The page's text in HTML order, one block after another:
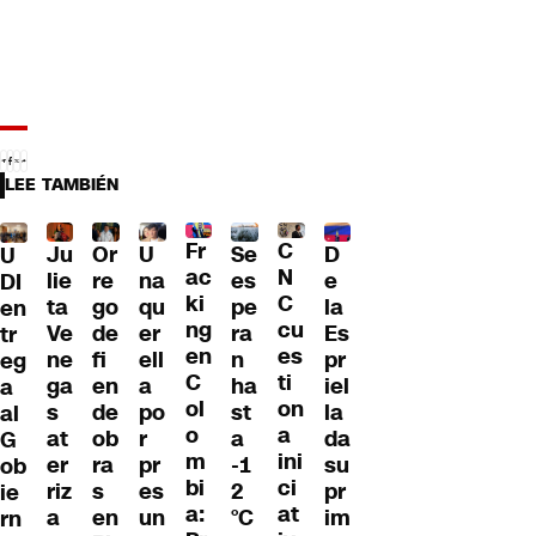
LEE TAMBIÉN
U
DI
en
tr
eg
a
al
G
ob
ie
rn
Ju
lie
ta
Ve
ne
ga
s
at
er
riz
a
Or
re
go
de
fi
en
de
ob
ra
s
en
U
na
qu
er
ell
a
po
r
pr
es
un
Fr
ac
ki
ng
en
C
ol
o
m
bi
a:
Se
es
pe
ra
n
ha
st
a
-1
2
°C
C
N
C
cu
es
ti
on
a
ini
ci
at
D
e
la
Es
pr
iel
la
da
su
pr
im